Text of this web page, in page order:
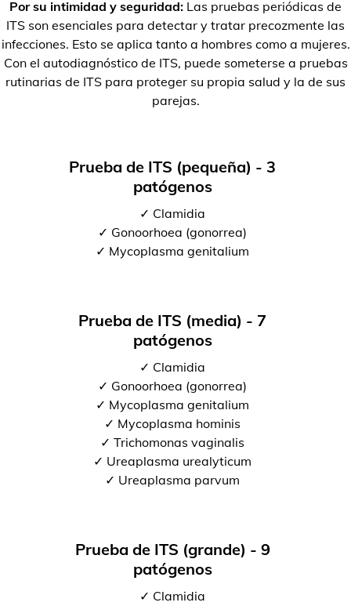
Por su intimidad y seguridad: Las pruebas periódicas de
ITS son esenciales para detectar y tratar precozmente las
infecciones. Esto se aplica tanto a hombres como a mujeres.
Con el autodiagnóstico de ITS, puede someterse a pruebas
rutinarias de ITS para proteger su propia salud y la de sus
parejas.
Prueba de ITS (pequeña) - 3
patógenos
✓ Clamidia
✓ Gonoorhoea (gonorrea)
✓ Mycoplasma genitalium
Prueba de ITS (media) - 7
patógenos
✓ Clamidia
✓ Gonoorhoea (gonorrea)
✓ Mycoplasma genitalium
✓ Mycoplasma hominis
✓ Trichomonas vaginalis
✓ Ureaplasma urealyticum
✓ Ureaplasma parvum
Prueba de ITS (grande) - 9
patógenos
✓ Clamidia